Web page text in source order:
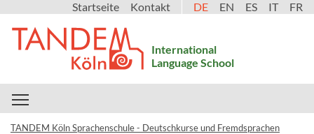
Startseite Kontakt DE EN ES IT FR
International
Language School
TANDEM Köln Sprachenschule - Deutschkurse und Fremdsprachen